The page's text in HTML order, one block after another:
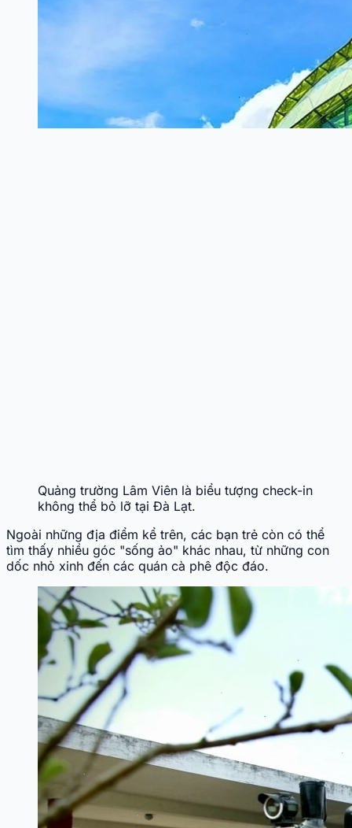
Quảng trường Lâm Viên là biểu tượng check-in
không thể bỏ lỡ tại Đà Lạt.
Ngoài những địa điểm kể trên, các bạn trẻ còn có thể
tìm thấy nhiều góc "sống ảo" khác nhau, từ những con
dốc nhỏ xinh đến các quán cà phê độc đáo.